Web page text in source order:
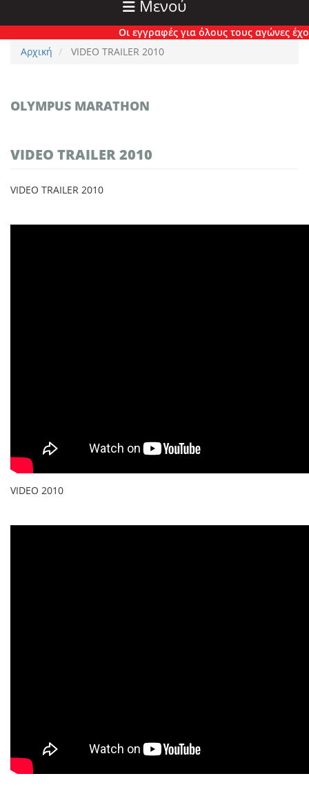
Μενού
Οι εγγραφές για όλους τους αγώνες
Αρχική
VIDEO TRAILER 2010
OLYMPUS MARATHON
VIDEO TRAILER 2010
VIDEO TRAILER 2010
VIDEO 2010